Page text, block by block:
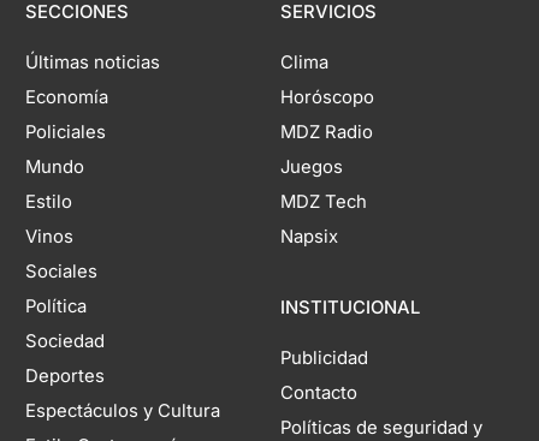
SECCIONES
Últimas noticias
Economía
Policiales
Mundo
Estilo
Vinos
Sociales
Política
Sociedad
Deportes
Espectáculos y Cultura
SERVICIOS
Clima
Horóscopo
MDZ Radio
Juegos
MDZ Tech
Napsix
INSTITUCIONAL
Publicidad
Contacto
Políticas de seguridad y